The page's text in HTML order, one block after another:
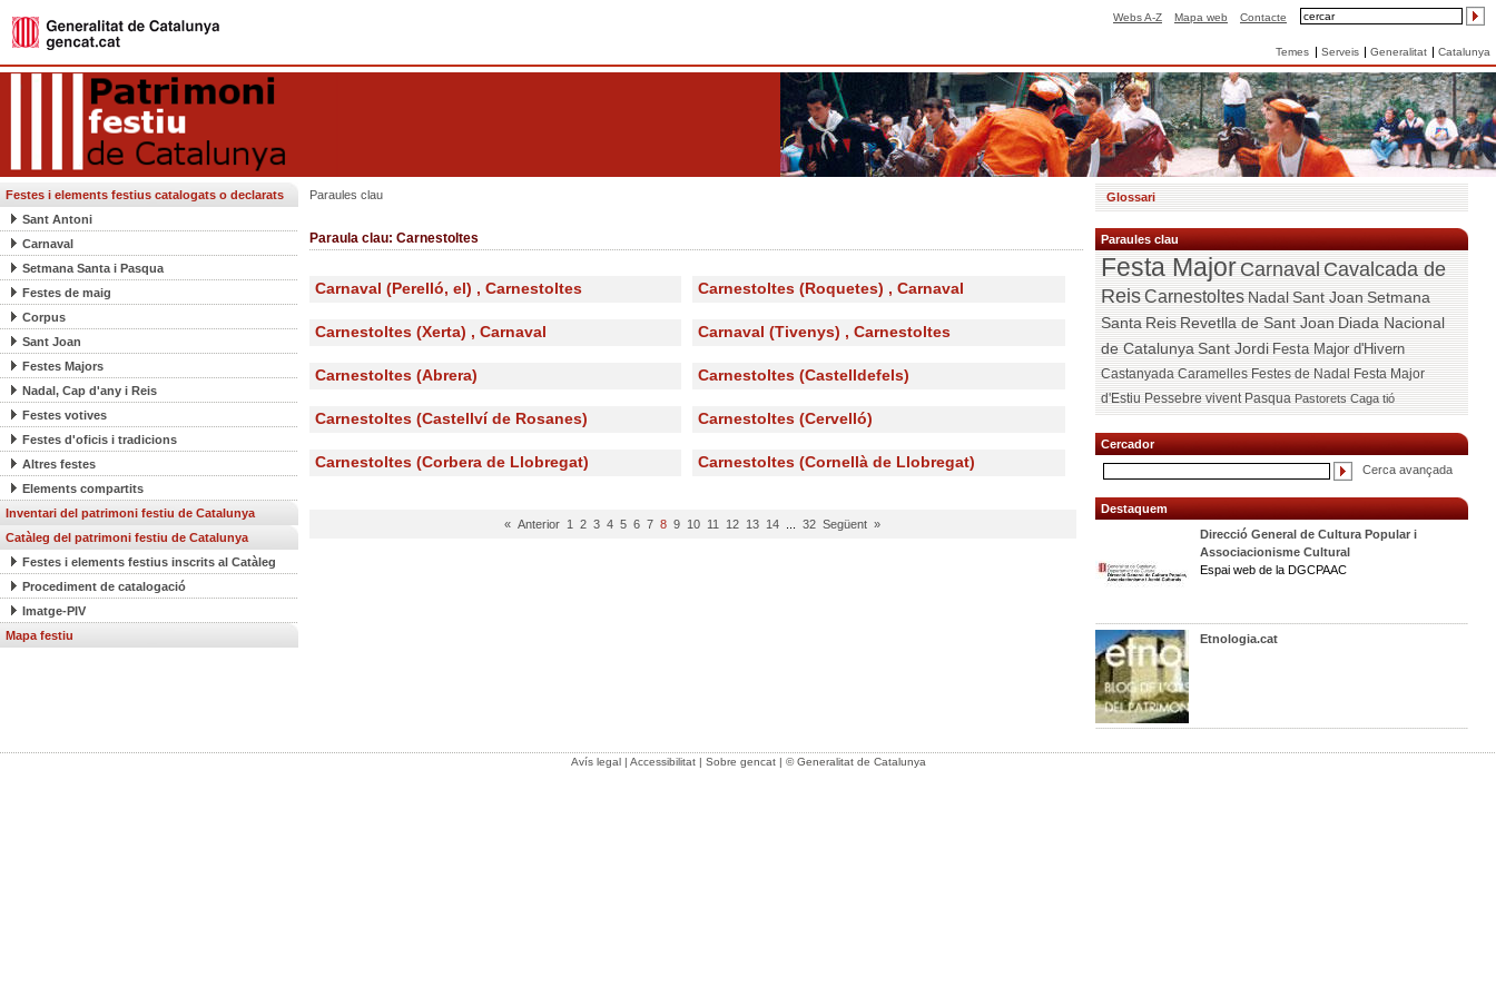
Webs A-Z Mapa web Contacte
Temes Serveis Generalitat Catalunya
Festes i elements festius catalogats o declarats
Sant Antoni
Carnaval
Setmana Santa i Pasqua
Festes de maig
Corpus
Sant Joan
Festes Majors
Nadal, Cap d'any i Reis
Festes votives
Festes d'oficis i tradicions
Altres festes
Elements compartits
Inventari del patrimoni festiu de Catalunya
Catàleg del patrimoni festiu de Catalunya
Festes i elements festius inscrits al Catàleg
Procediment de catalogació
Imatge-PIV
Mapa festiu
Paraules clau
Paraula clau: Carnestoltes
Carnaval (Perelló, el) , Carnestoltes Carnestoltes (Roquetes) , Carnaval
Carnestoltes (Xerta) , Carnaval Carnaval (Tivenys) , Carnestoltes
Carnestoltes (Abrera) Carnestoltes (Castelldefels)
Carnestoltes (Castellví de Rosanes) Carnestoltes (Cervelló)
Carnestoltes (Corbera de Llobregat) Carnestoltes (Cornellà de Llobregat)
« Anterior 1 2 3 4 5 6 7 8 9 10 11 12 13 14 ...32 Següent »
Glossari
Paraules clau
Festa MajorCarnavalCavalcada de
ReisCarnestoltesNadalSant JoanSetmana
SantaReisRevetlla de Sant JoanDiada Nacional
de CatalunyaSant Jordi Festa Major d'Hivern
Castanyada Caramelles Festes de Nadal Festa Major
d'Estiu Pessebre vivent Pasqua Pastorets Caga tió
Cercador
Cerca avançada
Destaquem
Direcció General de Cultura Popular i
Associacionisme Cultural
Espai web de la DGCPAAC
Etnologia.cat
Avís legal| Accessibilitat| Sobre gencat| © Generalitat de Catalunya